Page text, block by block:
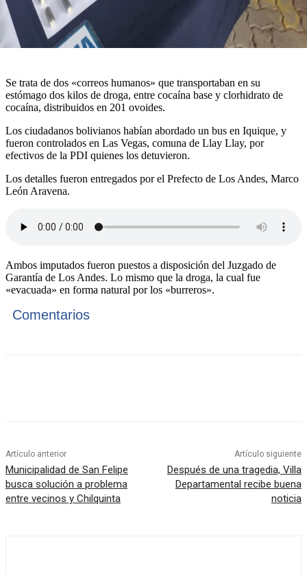
Se trata de dos «correos humanos» que transportaban en su
estómago dos kilos de droga, entre cocaína base y clorhidrato de
cocaína, distribuidos en 201 ovoides.
Los ciudadanos bolivianos habían abordado un bus en Iquique, y
fueron controlados en Las Vegas, comuna de Llay Llay, por
efectivos de la PDI quienes los detuvieron.
Los detalles fueron entregados por el Prefecto de Los Andes, Marco
León Aravena.
Ambos imputados fueron puestos a disposición del Juzgado de
Garantía de Los Andes. Lo mismo que la droga, la cual fue
«evacuada» en forma natural por los «burreros».
Comentarios
Artículo anterior
Municipalidad de San Felipe
busca solución a problema
entre vecinos y Chilquinta
Artículo siguiente
Después de una tragedia, Villa
Departamental recibe buena
noticia